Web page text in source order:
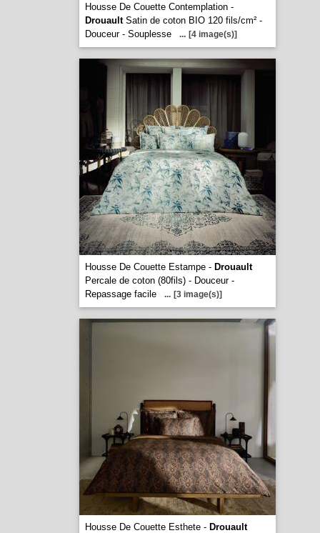
Housse De Couette Contemplation -
DrouaultSatin de coton BIO 120 fils/cm² -
Douceur - Souplesse
... [4 image(s)]
Housse De Couette Estampe - Drouault
Percale de coton (80fils) - Douceur -
Repassage facile
... [3 image(s)]
Housse De Couette Esthete - Drouault